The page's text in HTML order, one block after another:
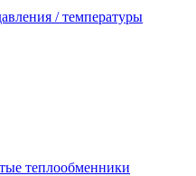
/ температуры
теплообменники